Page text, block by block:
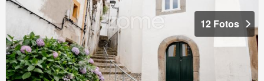
12 Fotos